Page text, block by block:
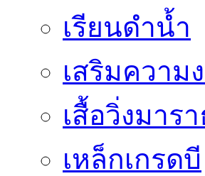
เรียนดำน้ำ
เสริมความ
เสื้อวิ่งมาร
เหล็กเกรดบี